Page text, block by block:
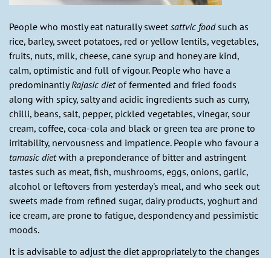
People who mostly eat naturally sweetsattvic foodsuch as
rice, barley, sweet potatoes, red or yellow lentils, vegetables,
fruits, nuts, milk, cheese, cane syrup and honey are kind,
calm, optimistic and full of vigour. People who have a
predominantlyRajasic dietof fermented and fried foods
along with spicy, salty and acidic ingredients such as curry,
chilli, beans, salt, pepper, pickled vegetables, vinegar, sour
cream, coffee, coca-cola and black or green tea are prone to
irritability, nervousness and impatience. People who favour a
tamasic dietwith a preponderance of bitter and astringent
tastes such as meat, fish, mushrooms, eggs, onions, garlic,
alcohol or leftovers from yesterday's meal, and who seek out
sweets made from refined sugar, dairy products, yoghurt and
ice cream, are prone to fatigue, despondency and pessimistic
moods.
It is advisable to adjust the diet appropriately to the changes